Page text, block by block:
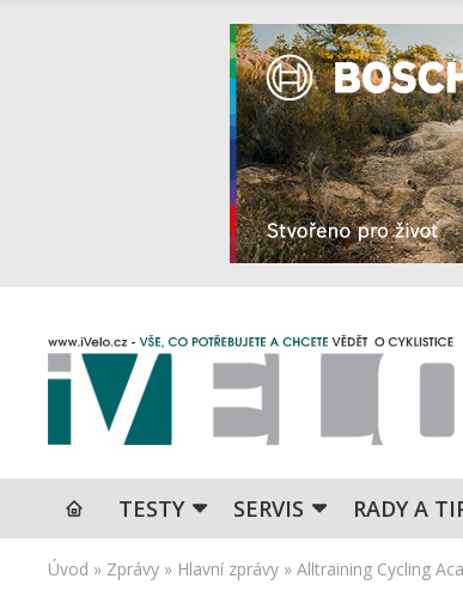
TESTY SERVIS RADY A
Úvod » Zprávy » Hlavní zprávy » Alltraining Cycling